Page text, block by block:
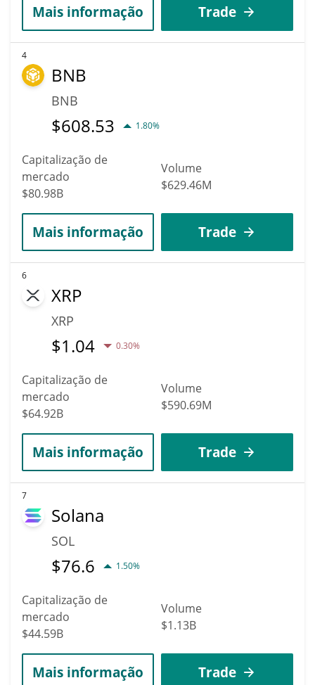
Mais informação Trade
4
BNB
BNB
$608.53 1.80%
Capitalização de
mercado
$80.98B
Volume
$629.46M
Mais informação Trade
6
XRP
XRP
$1.04 0.30%
Capitalização de
mercado
$64.92B
Volume
$590.69M
Mais informação Trade
7
Solana
SOL
$76.6 1.50%
Capitalização de
mercado
$44.59B
Volume
$1.13B
Mais informação Trade